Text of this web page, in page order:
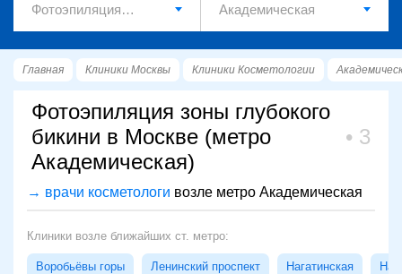
Главная Клиники Москвы Клиники Косметологии
Фотоэпиляция зоны глубокого
бикини в Москве (метро
Академическая)
3
→ врачи косметологи возле метро Академическая
Клиники возле ближайших ст. метро:
Воробьёвы горы Ленинский проспект Нагатинская